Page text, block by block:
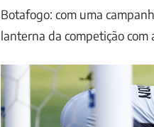
Botafogo: com uma
lanterna da competição